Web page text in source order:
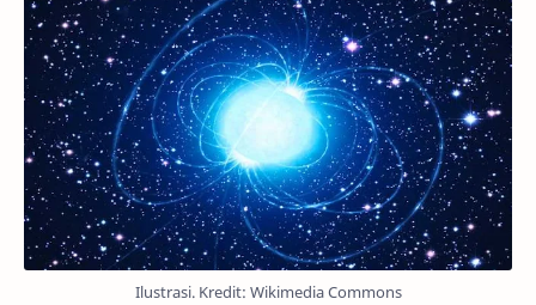
Ilustrasi. Kredit: Wikimedia Commons